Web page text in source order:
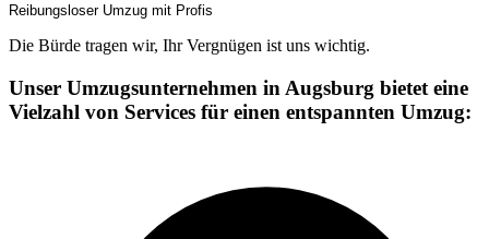
Reibungsloser Umzug mit Profis
Die Bürde tragen wir, Ihr Vergnügen ist uns wichtig.
Unser Umzugsunternehmen in Augsburg bietet eine
Vielzahl von Services für einen entspannten Umzug: